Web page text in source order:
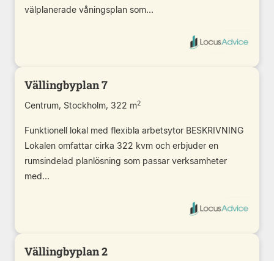
välplanerade våningsplan som...
Vällingbyplan 7
Centrum, Stockholm, 322 m2
Funktionell lokal med flexibla arbetsytor BESKRIVNING
Lokalen omfattar cirka 322 kvm och erbjuder en
rumsindelad planlösning som passar verksamheter
med...
Vällingbyplan 2